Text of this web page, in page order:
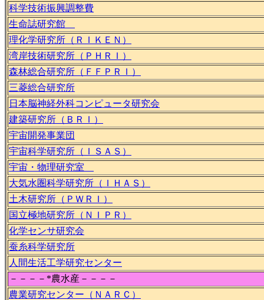
科学技術振興調整費
生命誌研究館
理化学研究所（ＲＩＫＥＮ）
湾岸技術研究所（ＰＨＲＩ）
森林総合研究所（ＦＦＰＲＩ）
三菱総合研究所
日本脳神経外科コンピュータ研究会
建築研究所（ＢＲＩ）
宇宙開発事業団
宇宙科学研究所（ＩＳＡＳ）
宇宙・物理研究室
大気水圏科学研究所（ＩＨＡＳ）
土木研究所（ＰＷＲＩ）
国立極地研究所（ＮＩＰＲ）
化学センサ研究会
蚕糸科学研究所
人間生活工学研究センター
－－－－*農水産－－－－
農業研究センター（ＮＡＲＣ）